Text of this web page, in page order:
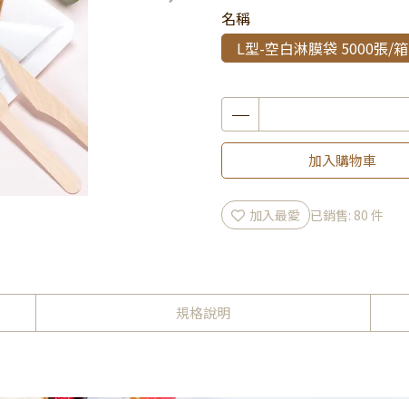
名稱
L型-空白淋膜袋 5000張/箱
加入購物車
加入最愛 已銷售: 80 件
規格說明